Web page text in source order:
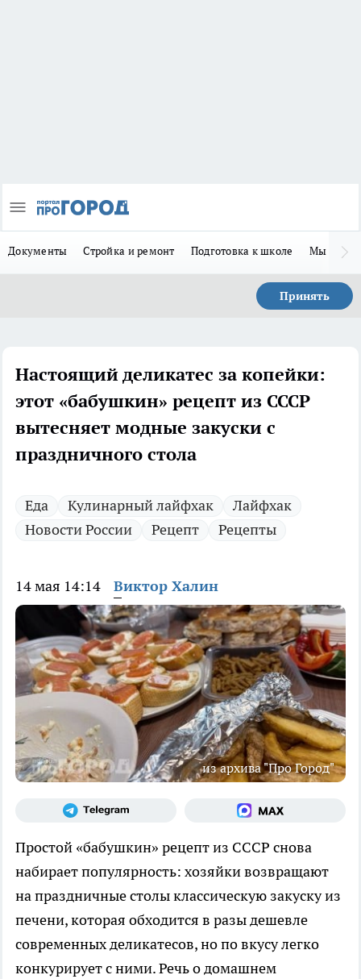
Документы Стройка и ремонт Подготовка к школе Мы в MAX
Принять
Настоящий деликатес за копейки:
этот «бабушкин» рецепт из СССР
вытесняет модные закуски с
праздничного стола
Еда Кулинарный лайфхак
Лайфхак
Новости России
Рецепт Рецепты
14 мая 14:14 Виктор Халин
из архива "Про Город"
Простой «бабушкин» рецепт из СССР снова
набирает популярность: хозяйки возвращают
на праздничные столы классическую закуску из
печени, которая обходится в разы дешевле
современных деликатесов, но по вкусу легко
конкурирует с ними. Речь о домашнем